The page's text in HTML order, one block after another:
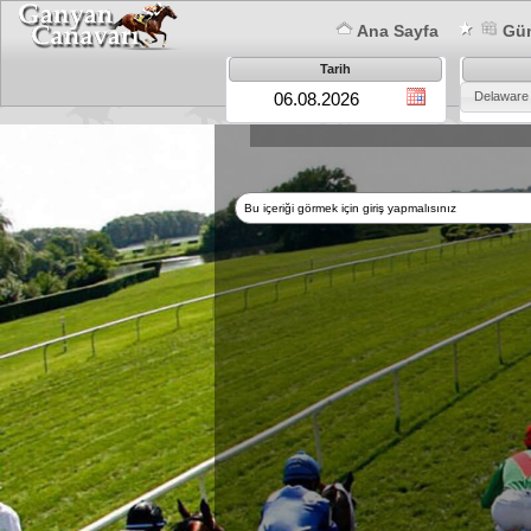
Ana Sayfa
Tarih
Bu içeriği görmek için giriş yapmalısınız